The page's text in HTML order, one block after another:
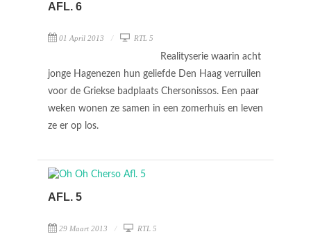
AFL. 6
01 April 2013 RTL 5
Realityserie waarin acht
jonge Hagenezen hun geliefde Den Haag verruilen
voor de Griekse badplaats Chersonissos. Een paar
weken wonen ze samen in een zomerhuis en leven
ze er op los.
AFL. 5
29 Maart 2013 RTL 5